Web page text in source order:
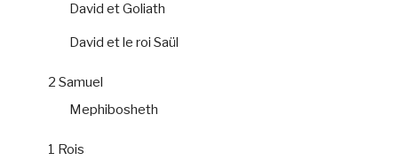
David et Goliath
David et le roi Saül
2 Samuel
Mephibosheth
1 Rois